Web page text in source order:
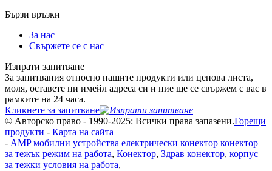
Бързи връзки
За нас
Свържете се с нас
Изпрати запитване
За запитвания относно нашите продукти или ценова листа,
моля, оставете ни имейл адреса си и ние ще се свържем с вас в
рамките на 24 часа.
Кликнете за запитване
© Авторско право - 1990-2025: Всички права запазени.Горещи
продукти - Карта на сайта
- AMP мобилни устройства електрически конектор конектор
за тежък режим на работа, Конектор, Здрав конектор, корпус
за тежки условия на работа,